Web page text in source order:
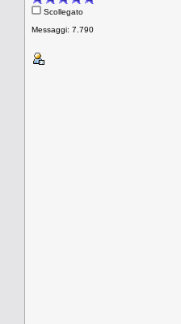
Scollegato
Messaggi: 7.790